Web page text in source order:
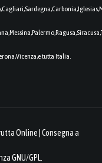
tutta Italia.
Online | Consegna a
GNU/GPL.